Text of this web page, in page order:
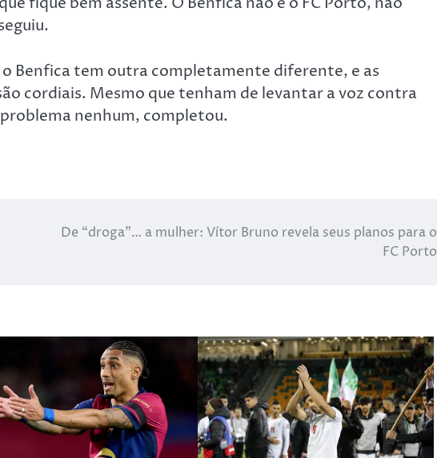
o Benfica tem outra completamente diferente, e as
cordiais. Mesmo que tenham de levantar a voz contra
nenhum, completou.
De “droga”… a mulher: Vítor Bruno revela seus planos para o
FC Porto